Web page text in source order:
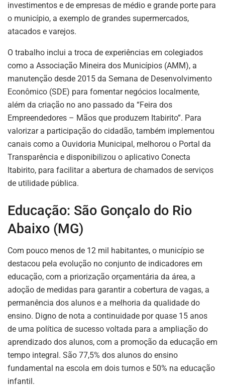
investimentos e de empresas de médio e grande porte para
o município, a exemplo de grandes supermercados,
atacados e varejos.
O trabalho inclui a troca de experiências em colegiados
como a Associação Mineira dos Municípios (AMM), a
manutenção desde 2015 da Semana de Desenvolvimento
Econômico (SDE) para fomentar negócios localmente,
além da criação no ano passado da “Feira dos
Empreendedores – Mãos que produzem Itabirito”. Para
valorizar a participação do cidadão, também implementou
canais como a Ouvidoria Municipal, melhorou o Portal da
Transparência e disponibilizou o aplicativo Conecta
Itabirito, para facilitar a abertura de chamados de serviços
de utilidade pública.
Educação: São Gonçalo do Rio
Abaixo (MG)
Com pouco menos de 12 mil habitantes, o município se
destacou pela evolução no conjunto de indicadores em
educação, com a priorização orçamentária da área, a
adoção de medidas para garantir a cobertura de vagas, a
permanência dos alunos e a melhoria da qualidade do
ensino. Digno de nota a continuidade por quase 15 anos
de uma política de sucesso voltada para a ampliação do
aprendizado dos alunos, com a promoção da educação em
tempo integral. São 77,5% dos alunos do ensino
fundamental na escola em dois turnos e 50% na educação
infantil.